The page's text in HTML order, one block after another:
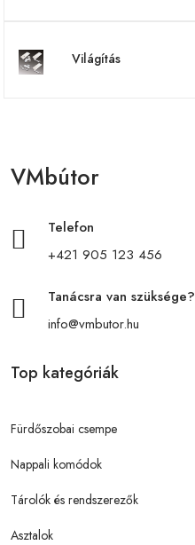
Világítás
VMbútor
Telefon
+421 905 123 456
Tanácsra van szüksége?
info@vmbutor.hu
Top kategóriák
Fürdőszobai csempe
Nappali komódok
Tárolók és rendszerezők
Asztalok